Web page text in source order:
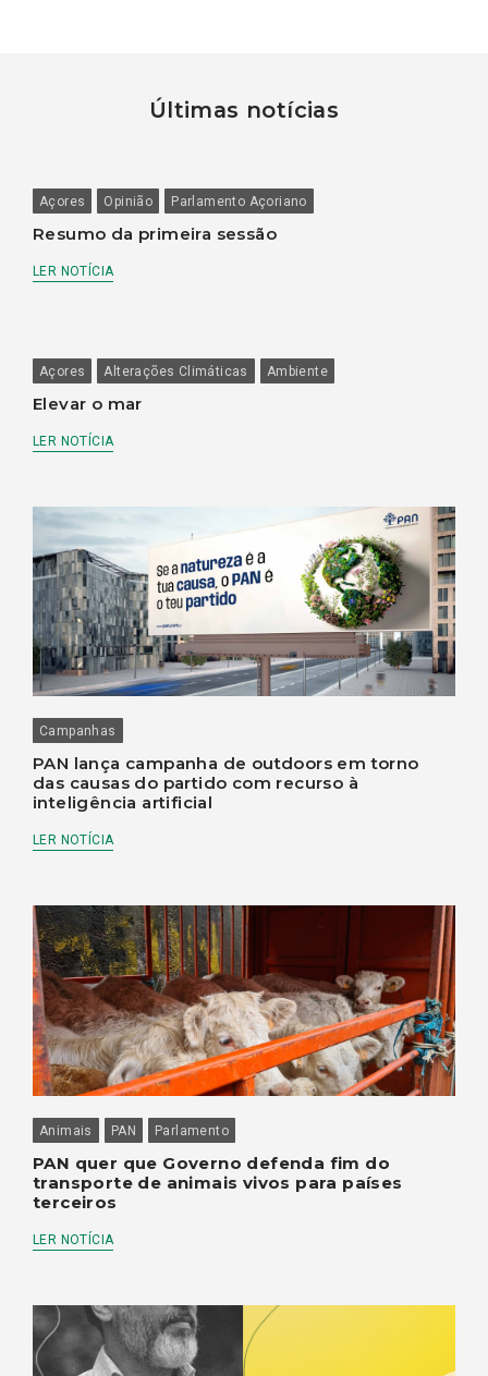
Últimas notícias
Açores Opinião Parlamento Açoriano
Resumo da primeira sessão
LER NOTÍCIA
Açores Alterações Climáticas Ambiente
Elevar o mar
LER NOTÍCIA
Campanhas
PAN lança campanha de outdoors em torno
das causas do partido com recurso à
inteligência artificial
LER NOTÍCIA
Animais PAN Parlamento
PAN quer que Governo defenda fim do
transporte de animais vivos para países
terceiros
LER NOTÍCIA